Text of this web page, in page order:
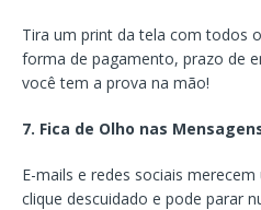
Tira um print da tela com todos
forma de pagamento, prazo de
você tem a prova na mão!
7. Fica de Olho nas
E-mails e redes sociais
clique descuidado e pode parar